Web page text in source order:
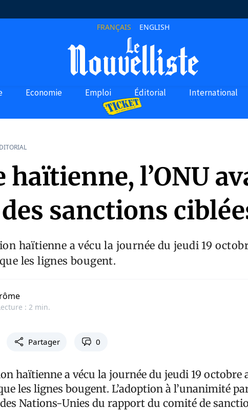
FRANÇAIS ENGLISH
Economie Emploi Éditorial International
haïtienne, l’ONU
sanctions
haïtienne a vécu la journée du jeudi 19
les lignes bougent.
: 2 min.
Partager 0
haïtienne a vécu la journée du jeudi 19 octobre
les lignes bougent. L’adoption à l’unanimité
Nations-Unies du rapport du comité de